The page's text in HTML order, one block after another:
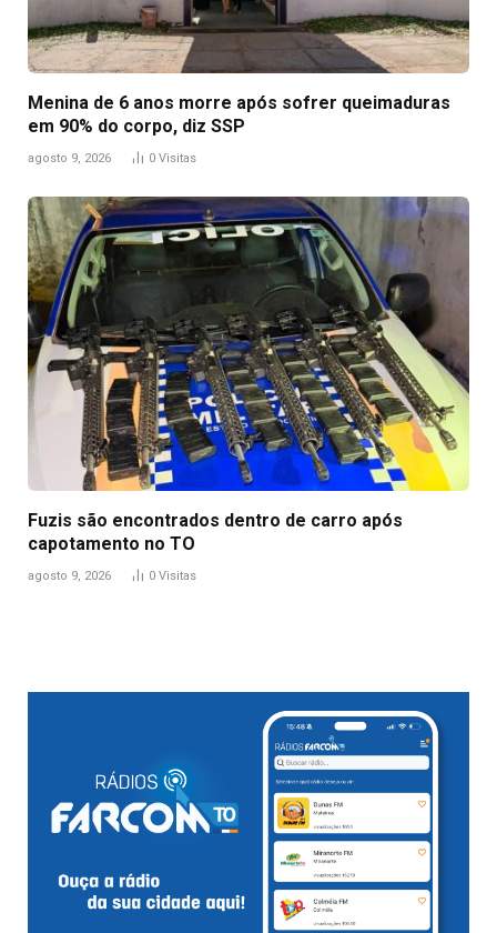
Menina de 6 anos morre após sofrer queimaduras
em 90% do corpo, diz SSP
agosto 9, 2026 0 Visitas
Fuzis são encontrados dentro de carro após
capotamento no TO
agosto 9, 2026 0 Visitas